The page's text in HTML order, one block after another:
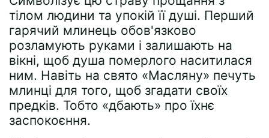
тілом людини та упокій її душі. Перший
гарячий млинець обов'язково
розламують руками і залишають на
вікні, щоб душа померлого наситилася
ним. Навіть на свято «Масляну» печуть
млинці для того, щоб згадати своїх
предків. Тобто «дбають» про їхнє
заспокоєння.